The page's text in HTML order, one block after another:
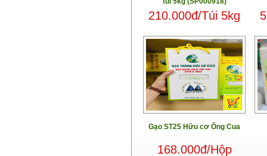
210.000đ/Túi 5kg
Gạo ST25 Hữu cơ Ông Cua
168.000đ/Hộp